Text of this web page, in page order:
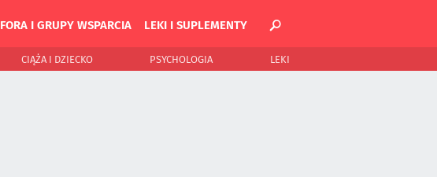
FORA I GRUPY WSPARCIA LEKI I SUPLEMENTY
CIĄŻA I DZIECKO PSYCHOLOGIA LEKI